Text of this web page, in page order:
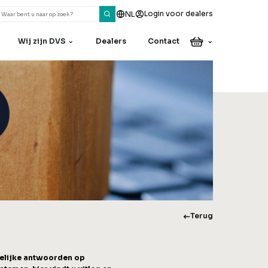
NL Login voor dealers
of een opmerking?
Onze collega’s helpen u
graag verder.
Contact
Wij zijn DVS Dealers Contact
Terug
antwoorden op